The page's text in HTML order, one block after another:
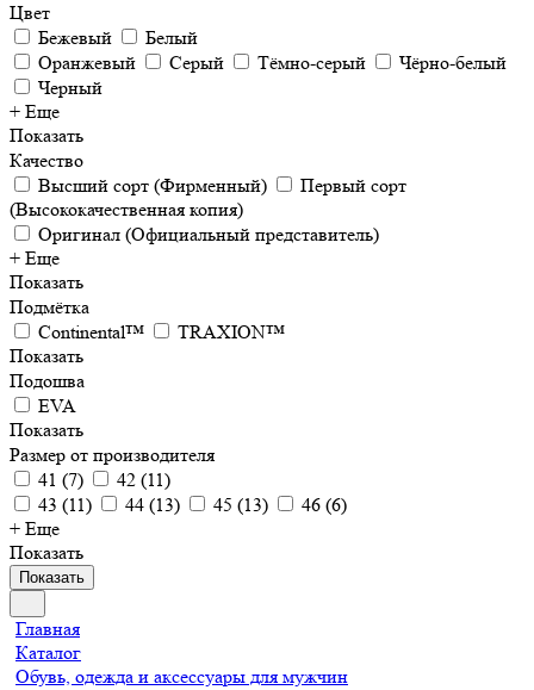
Цвет
Бежевый
Белый
Оранжевый
Серый Тёмно-серый
Чёрно-белый
Черный
+ Еще
Показать
Качество
Высший сорт (Фирменный)
Первый сорт
(Высококачественная копия)
Оригинал (Официальный представитель)
+ Еще
Показать
Подмётка
Continental™
TRAXION™
Показать
Подошва
EVA
Показать
Размер от производителя
41 (7) 42 (11)
43 (11) 44 (13) 45 (13) 46 (6)
+ Еще
Показать
Показать
Главная
Каталог
Обувь, одежда и аксессуары для мужчин